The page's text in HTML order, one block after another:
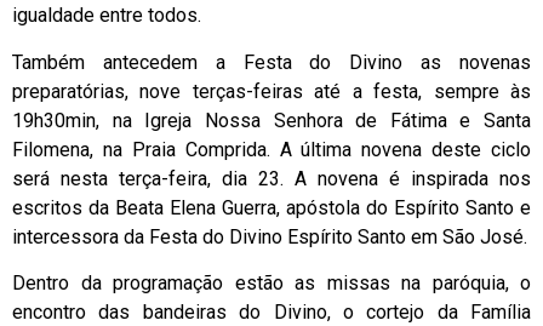
igualdade entre todos.
Também antecedem a Festa do Divino as novenas
preparatórias, nove terças-feiras até a festa, sempre às
19h30min, na Igreja Nossa Senhora de Fátima e Santa
Filomena, na Praia Comprida. A última novena deste ciclo
será nesta terça-feira, dia 23. A novena é inspirada nos
escritos da Beata Elena Guerra, apóstola do Espírito Santo e
intercessora da Festa do Divino Espírito Santo em São José.
Dentro da programação estão as missas na paróquia, o
encontro das bandeiras do Divino, o cortejo da Família